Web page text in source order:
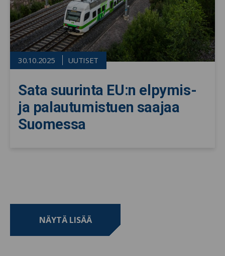
30.10.2025 UUTISET
Sata suurinta EU:n elpymis-
ja palautumistuen saajaa
Suomessa
NÄYTÄ LISÄÄ